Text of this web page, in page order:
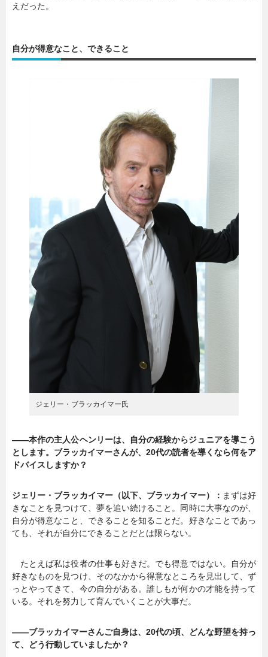
えだった。
自分が得意なこと、できること
ジェリー・ブラッカイマー氏
――本作の主人公ヘンリーは、自分の経験からジュニアを導こう
とします。ブラッカイマーさんが、20代の読者を導くなら何をア
ドバイスしますか？
ジェリー・ブラッカイマー（以下、ブラッカイマー）： まずは好
きなことを見つけて、夢を追い続けること。同時に大事なのが、
自分が得意なこと、できることを知ることだ。好きなことであっ
ても、それが自分にできることだとは限らない。
たとえば私は役者の仕事も好きだ。でも得意ではない。自分が
好きなものを見つけ、そのなかから得意なところを見出して、ず
っとやってきて、今の自分がある。誰しもが何かの才能を持って
いる。それを努力して育んでいくことが大事だ。
――ブラッカイマーさんご自身は、20代の頃、どんな野望を持っ
て、どう行動していましたか？